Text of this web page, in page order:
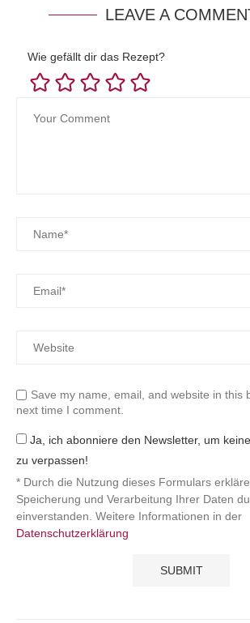
LEAVE A
Wie gefällt dir das Rezept?
Save my name, email, and website in this
next time I comment.
Ja, ich abonniere den Newsletter, um
zu verpassen!
* Durch die Nutzung dieses Formulars
Speicherung und Verarbeitung Ihrer Daten
einverstanden. Weitere Informationen in der
Datenschutzerklärung